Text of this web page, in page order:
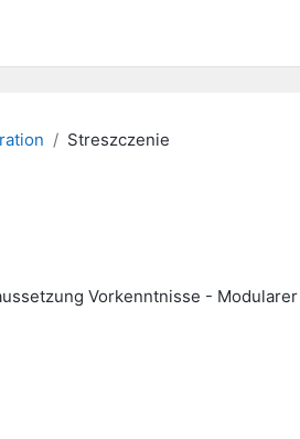
Streszczenie
Vorkenntnisse -